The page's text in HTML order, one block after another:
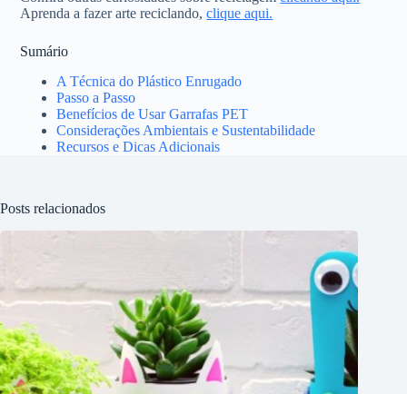
Aprenda a fazer arte reciclando,clique aqui.
Sumário
A Técnica do Plástico Enrugado
Passo a Passo
Benefícios de Usar Garrafas PET
Considerações Ambientais e Sustentabilidade
Recursos e Dicas Adicionais
Posts relacionados